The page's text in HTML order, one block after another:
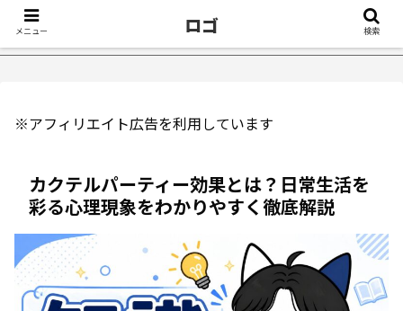
っかけ５選｜不眠症体験談 【18万再生】YouTube：うつ
※アフィリエイト広告を利用しています
カクテルパーティー効果とは？日常生活を
彩る心理現象をわかりやすく徹底解説
メニュー ロゴ 検索